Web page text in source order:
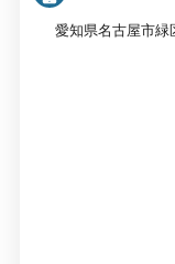
愛知県名古屋市